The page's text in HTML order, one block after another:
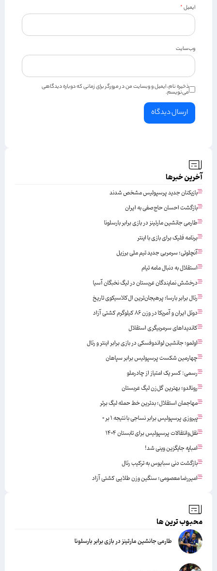
ایمیل*
وب‌سایت
ذخیره نام، ایمیل و وبسایت من در مرورگر برای زمانی که دوباره دیدگاهی
می‌نویسم.
آخرین خبرها
بازیکنان جدید پرسپولیس مشخص شدند
بازگشت احسان حاج‌صفی به ایران
طارمی جانشین مارتینز در بازی برابر بارسلونا
برنامه فلیک برای بازی با اینتر
آنچلوتی؛ سرمربی جدید تیم ملی برزیل
استقلال به دنبال مامه تیام
درخشش نمایندگان عربستان در لیگ نخبگان آسیا
رئال برابر بارسا؛ پرهیجان‌‌ترین ال‌کلاسیکوی تاریخ
دوئل ایران و آمریکا در وزن ۸۶ کیلوگرم کشتی آزاد
کاندیداهای سرمربیگری استقلال
اولمو؛ جانشین لواندوفسکی در بازی برابر اینتر و رئال
چهارمین شکست پرسپولیس برابر سپاهان
رسمی: کسر یک امتیاز از چادرملو
رونالدو؛ بهترین گل‌زن لیگ عربستان
مهاجمان استقلال؛ بدترین خط حمله لیگ برتر
پیروزی پرسپولیس برابر نساجی با نتیجه ۱ بر ۰
نقل‌وانتقالات پرسپولیس برای تابستان ۱۴۰۴
امباپه جایگزین وینی شد!
بازگشت دنی سبایوس به ترکیب رئال
امیررضا معصومی؛ سنگین وزن طلایی کشتی آزاد
محبوب ترین ها
طارمی جانشین مارتینز در بازی برابر بارسلونا